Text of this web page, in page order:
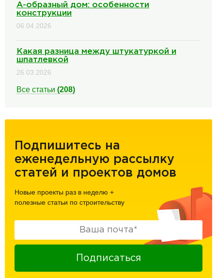
А-образный дом: особенности
конструкции
06.04.2026
Какая разница между штукатуркой и
шпатлевкой
26.03.2026
Все статьи (208)
Подпишитесь на
еженедельную рассылку
статей и проектов домов
Новые проекты раз в неделю +
полезные статьи по строительству
Подписаться